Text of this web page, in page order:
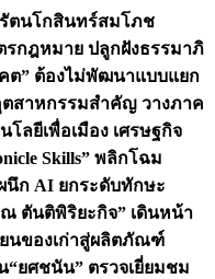
ตนโกสินทร์สมโภช
กฎหมาย ปลูกฝังธรรมาภิ
ต” ต้องไม่พัฒนาแบบแยก
ตสาหกรรมสำคัญ วางภาค
ลยีเพื่อเมือง เศรษฐกิจ
Skills” พลิกโฉม
ผนึก AI ยกระดับทักษะ
ณ ตันติพิริยะกิจ” เดินหน้า
ยนของเก่าสู่ผลิตภัณฑ์
“ยศชนัน” ตรวจเยี่ยมชม